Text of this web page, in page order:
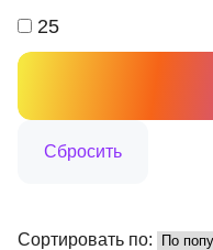
25
Сортировать по: